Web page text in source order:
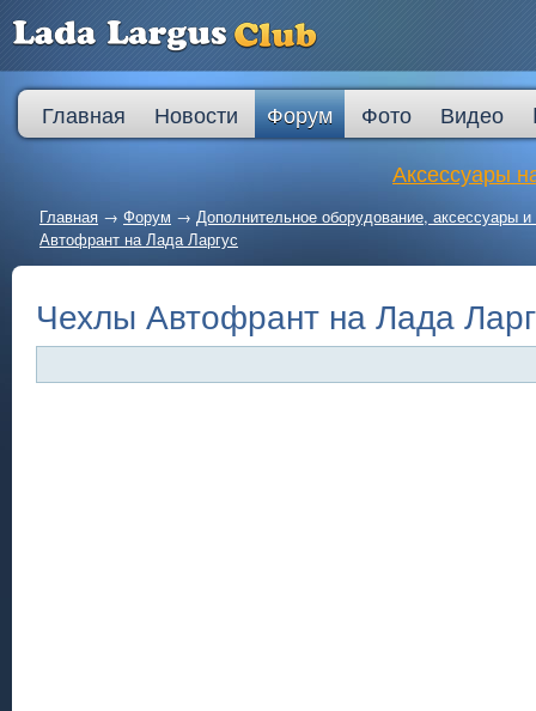
Главная Новости Форум Фото Видео
Аксессуары
Главная → Форум → Дополнительное оборудование, аксессуары и
Автофрант на Лада Ларгус
Чехлы Автофрант на Лада